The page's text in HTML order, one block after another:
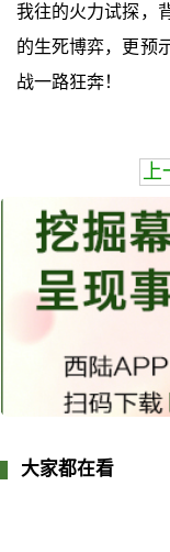
我往的火力试探，
的生死博弈，更预
战一路狂奔！
上
大家都在看